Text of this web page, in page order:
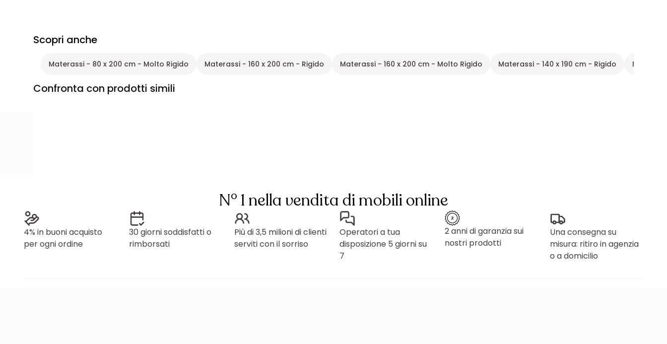
Scopri anche
Materassi - 80 x 200 cm - Molto Rigido Materassi - 160 x 200 cm - Rigido Materassi - 160 x 200 cm - Molto Rigido Materassi - 140 x 190 cm - Rigido
Confronta con prodotti simili
N° 1 nella vendita di mobili online
4% in buoni acquisto
per ogni ordine
30 giorni soddisfatti o
rimborsati
Più di 3,5 milioni di clienti
serviti con il sorriso
Operatori a tua
disposizione 5 giorni su
7
2 anni di garanzia sui
nostri prodotti
Una consegna su
misura: ritiro in agenzia
o a domicilio